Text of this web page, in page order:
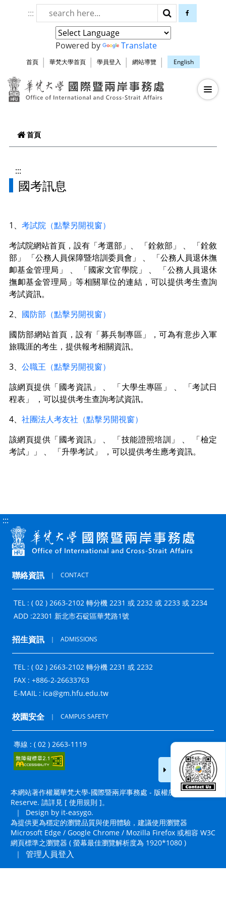
跳到頁面主要內容區
::: 搜尋 facebook
Powered by Translate
首頁 華梵大學首頁 學員登入 網站導覽 English
華梵大學智慧
—
—
—
首頁
:::
國考訊息
1、 考試院（點擊另開視窗）
考試院網站首頁，設有「考選部」、 「銓敘部」 、 「銓敘
部」 「公務人員保障暨培訓委員會」 、 「公務人員退休撫
卹基金管理局」 、 「國家文官學院」 、 「公務人員退休
撫卹基金管理局」等相關單位的連結，可以提供考生查詢
考試資訊。
2、 國防部（點擊另開視窗）
國防部網站首頁，設有「募兵制專區」，可為有意步入軍
旅職涯的考生，提供報考相關資訊。
3、 公職王（點擊另開視窗）
該網頁提供「國考資訊」 、 「大學生專區」 、 「考試日
程表」 ，可以提供考生查詢考試資訊。
4、 社團法人考友社（點擊另開視窗）
該網頁提供「國考資訊」 、 「技能證照培訓」 、 「檢定
考試」」 、 「升學考試」 ，可以提供考生應考資訊。
:::
聯絡資訊 ｜ CONTACT
TEL : ( 02 ) 2663-2102 轉分機 2231 或 2232 或 2233 或 2234
ADD :22301 新北市石碇區華梵路1號
招生資訊 ｜ ADMISSIONS
TEL : ( 02 ) 2663-2102 轉分機 2231 或 2232
FAX : +886-2-26633763
E-MAIL : ica@gm.hfu.edu.tw
校園安全 ｜ CAMPUS SAFETY
專線 : ( 02 ) 2663-1119
本網站著作權屬華梵大學-國際暨兩岸事務處 - 版權所有, All Right
Reserve. 請詳見 [ 使用規則 ]。
｜
Design by it-easygo.
為提供更為穩定的瀏覽品質與使用體驗，建議使用瀏覽器
Microsoft Edge / Google Chrome / Mozilla Firefox 或相容 W3C
網頁標準之瀏覽器 ( 螢幕最佳瀏覽解析度為 1920*1080 )
｜
管理人員登入